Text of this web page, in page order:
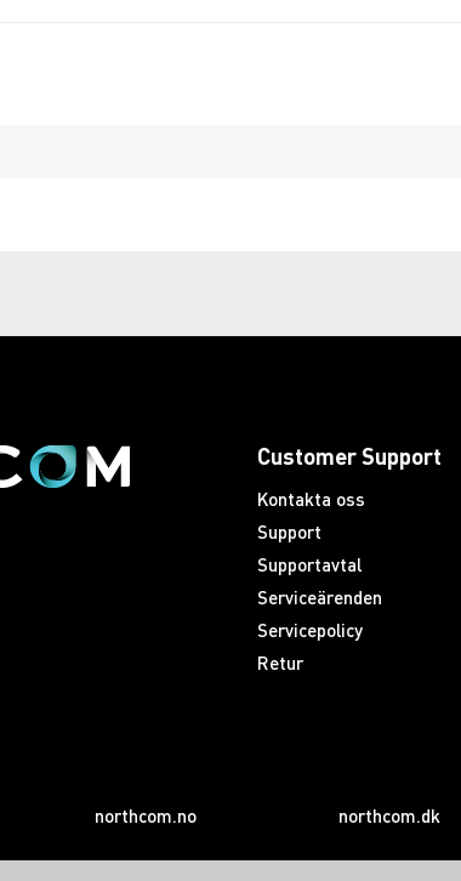
Customer Support
Kontakta oss
Support
Supportavtal
Serviceärenden
Servicepolicy
Retur
northcom.no northcom.dk